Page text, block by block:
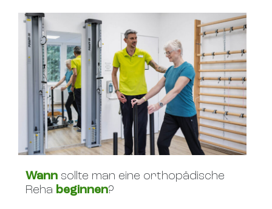
Wann sollte man eine orthopädische
Reha beginnen?